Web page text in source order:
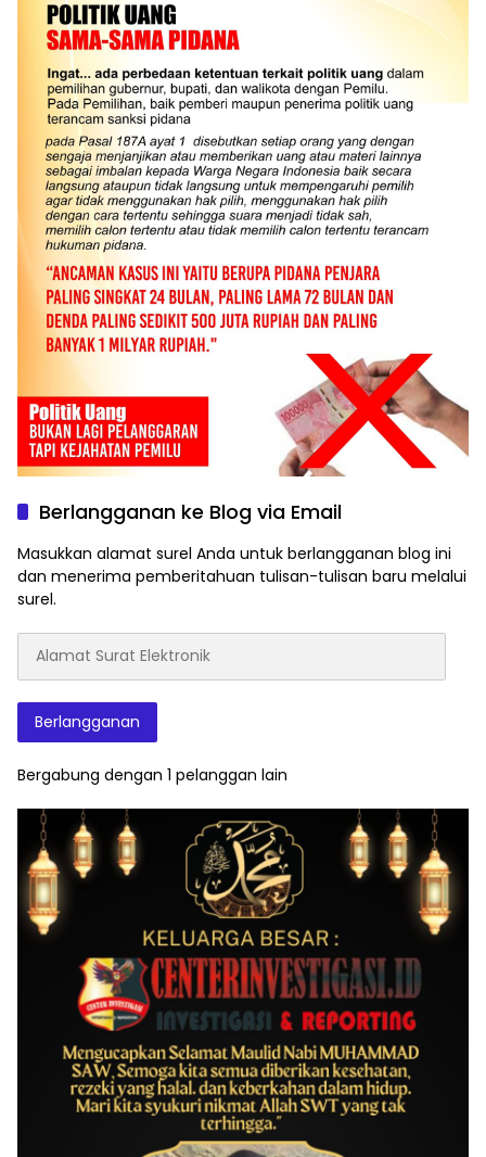
Berlangganan ke Blog via Email
Masukkan alamat surel Anda untuk berlangganan blog ini
dan menerima pemberitahuan tulisan-tulisan baru melalui
surel.
Surat
Elektronik
Berlangganan
Bergabung dengan 1 pelanggan lain